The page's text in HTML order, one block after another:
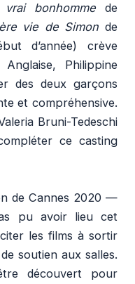
vrai bonhommede
vie de Simon de
d’année) crève
Philippine
des deux garçons
et compréhensive.
Bruni-Tedeschi
ce casting
de Cannes 2020 —
pu avoir lieu cet
les films à sortir
soutien aux salles.
découvert pour